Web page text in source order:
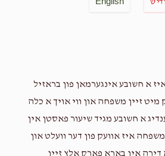
Chaim Adler
5 years ago
א חשובע אינגערמאן פון בראזיל
זיין משפחה און ווי אויך א כלה
א חשובע מגיד שיעור פאסטן אין
איז אוועק פון דער וועלט און
אין בארא פארק אלץ זיין